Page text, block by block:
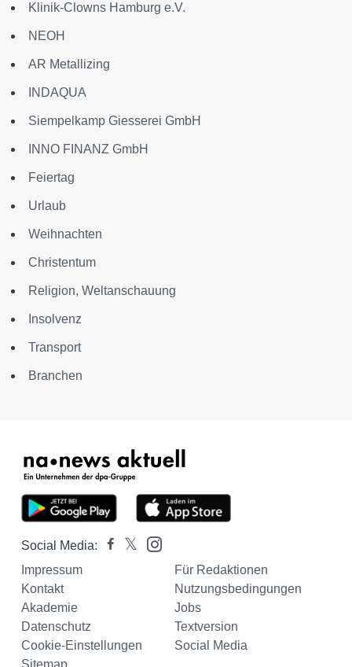
Klinik-Clowns Hamburg e.V.
NEOH
AR Metallizing
INDAQUA
Siempelkamp Giesserei GmbH
INNO FINANZ GmbH
Feiertag
Urlaub
Weihnachten
Christentum
Religion, Weltanschauung
Insolvenz
Transport
Branchen
Social Media:
Impressum
Für Redaktionen
Kontakt
Nutzungsbedingungen
Akademie
Jobs
Datenschutz
Textversion
Cookie-Einstellungen
Social Media
Sitemap